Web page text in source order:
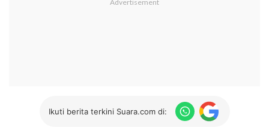
Ikuti berita terkini Suara.com di: